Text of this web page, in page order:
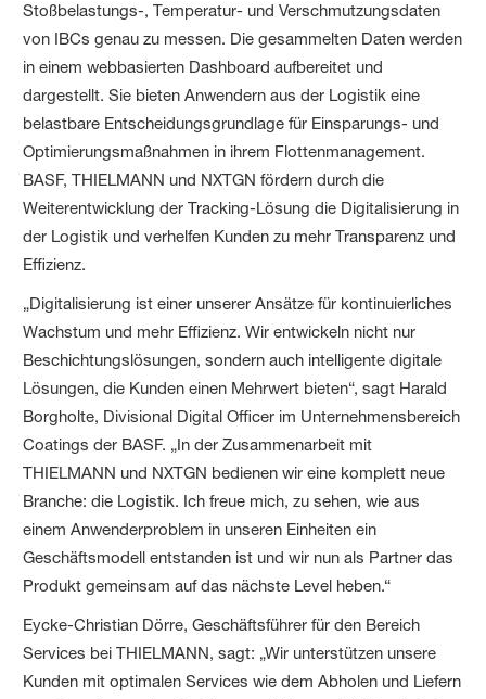
Stoßbelastungs-, Temperatur- und Verschmutzungsdaten
von IBCs genau zu messen. Die gesammelten Daten werden
in einem webbasierten Dashboard aufbereitet und
dargestellt. Sie bieten Anwendern aus der Logistik eine
belastbare Entscheidungsgrundlage für Einsparungs- und
Optimierungsmaßnahmen in ihrem Flottenmanagement.
BASF, THIELMANN und NXTGN fördern durch die
Weiterentwicklung der Tracking-Lösung die Digitalisierung in
der Logistik und verhelfen Kunden zu mehr Transparenz und
Effizienz.
„Digitalisierung ist einer unserer Ansätze für kontinuierliches
Wachstum und mehr Effizienz. Wir entwickeln nicht nur
Beschichtungslösungen, sondern auch intelligente digitale
Lösungen, die Kunden einen Mehrwert bieten“, sagt Harald
Borgholte, Divisional Digital Officer im Unternehmensbereich
Coatings der BASF. „In der Zusammenarbeit mit
THIELMANN und NXTGN bedienen wir eine komplett neue
Branche: die Logistik. Ich freue mich, zu sehen, wie aus
einem Anwenderproblem in unseren Einheiten ein
Geschäftsmodell entstanden ist und wir nun als Partner das
Produkt gemeinsam auf das nächste Level heben.“
Eycke-Christian Dörre, Geschäftsführer für den Bereich
Services bei THIELMANN, sagt: „Wir unterstützen unsere
Kunden mit optimalen Services wie dem Abholen und Liefern